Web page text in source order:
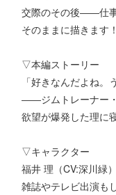
交際のその後――仕事
そのままに描きます！
▽本編ストーリー
「好きなんだよね
――ジムトレーナー・
欲望が爆発した理に
▽キャラクター
福井 理（CV:深川緑）
雑誌やテレビ出演も